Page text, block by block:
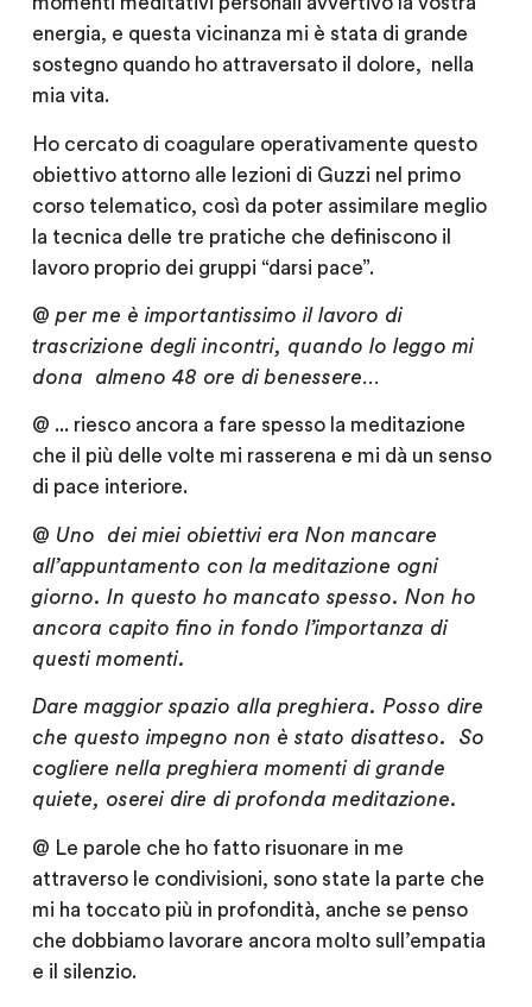
energia, e questa vicinanza mi è stata di grande
sostegno quando ho attraversato il dolore, nella
mia vita.
Ho cercato di coagulare operativamente questo
obiettivo attorno alle lezioni di Guzzi nel primo
corso telematico, così da poter assimilare meglio
la tecnica delle tre pratiche che definiscono il
lavoro proprio dei gruppi “darsi pace”.
@ per me è importantissimo il lavoro di
trascrizione degli incontri, quando lo leggo mi
dona almeno 48 ore di benessere…
@ ... riesco ancora a fare spesso la meditazione
che il più delle volte mi rasserena e mi dà un senso
di pace interiore.
@ Uno dei miei obiettivi era Non mancare
all’appuntamento con la meditazione ogni
giorno. In questo ho mancato spesso. Non ho
ancora capito fino in fondo l’importanza di
questi momenti.
Dare maggior spazio alla preghiera. Posso dire
che questo impegno non è stato disatteso. So
cogliere nella preghiera momenti di grande
quiete, oserei dire di profonda meditazione.
@ Le parole che ho fatto risuonare in me
attraverso le condivisioni, sono state la parte che
mi ha toccato più in profondità, anche se penso
che dobbiamo lavorare ancora molto sull’empatia
e il silenzio.